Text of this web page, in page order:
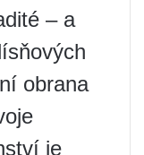
– a
obrana
je